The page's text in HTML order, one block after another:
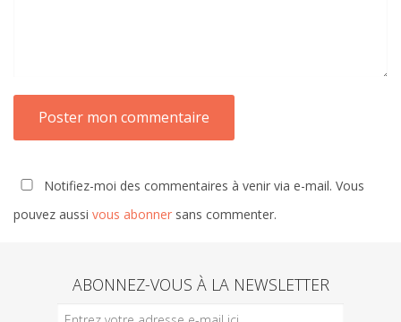
Notifiez-moi des commentaires à venir via e-mail. Vous
pouvez aussi vous abonner sans commenter.
ABONNEZ-VOUS À LA NEWSLETTER